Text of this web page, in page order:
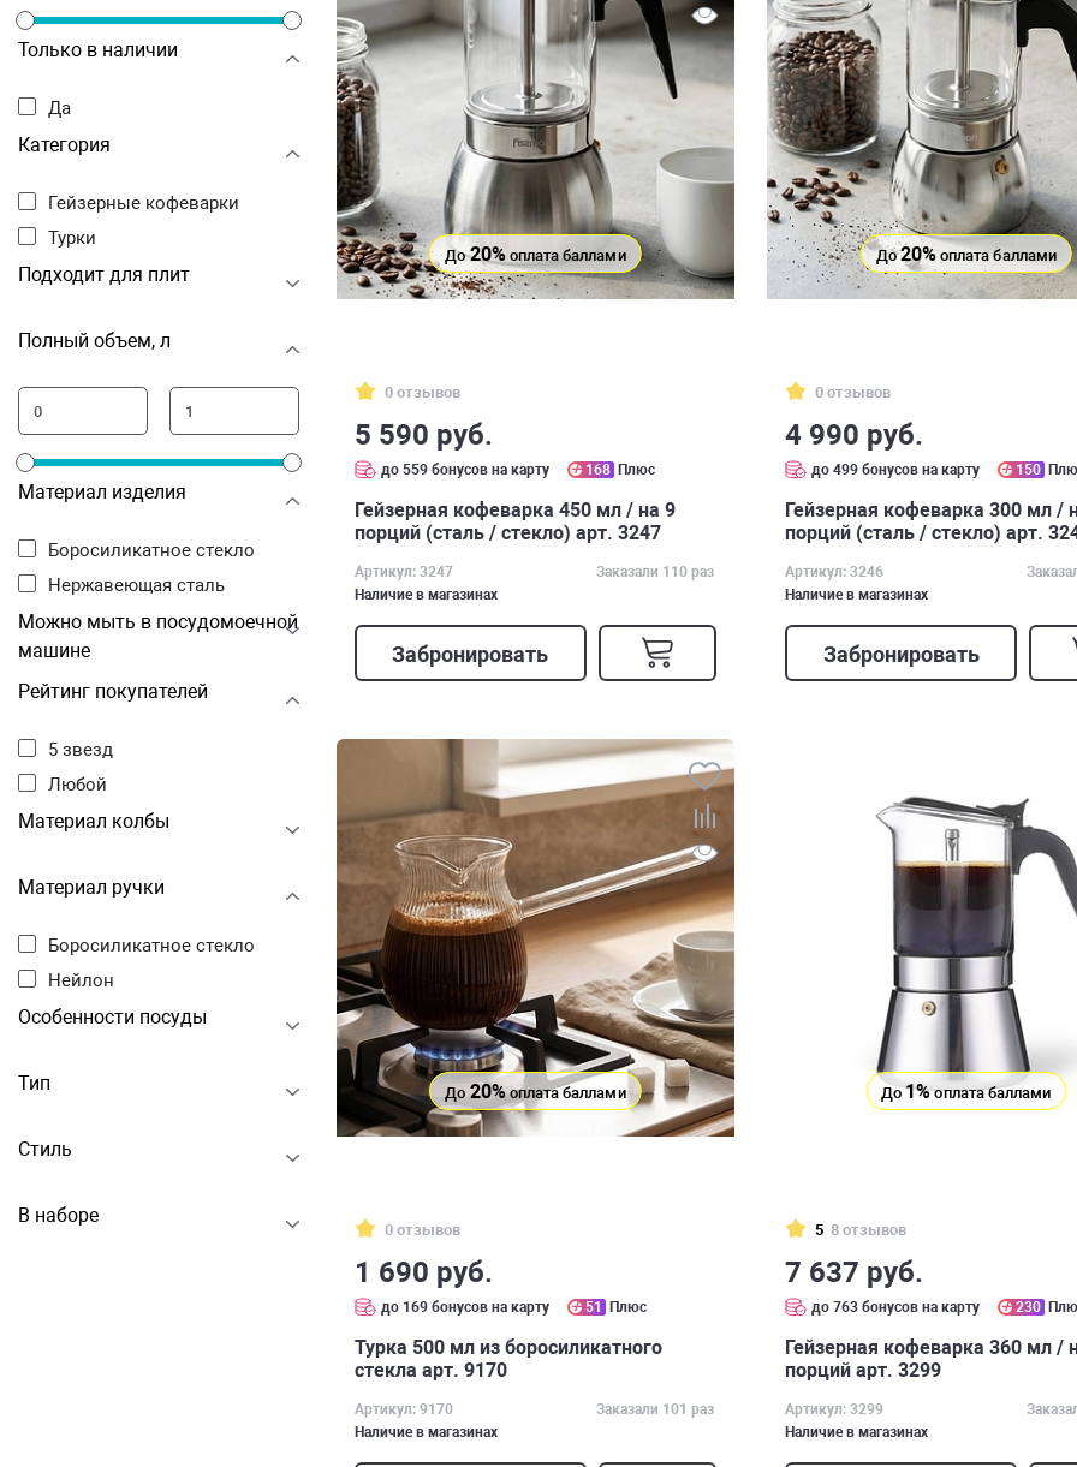
Только в наличии
Да
Категория
Гейзерные кофеварки
Турки
Подходит для плит
Полный объем, л
Материал изделия
Боросиликатное стекло
Нержавеющая сталь
Можно мыть в посудомоечной
машине
Рейтинг покупателей
5 звезд
Любой
Материал колбы
Материал ручки
Боросиликатное стекло
Нейлон
Особенности посуды
Тип
Стиль
В наборе
До20% оплата баллами
0 отзывов
5 590 руб.
до 559 бонусов на карту 168 Плюс
Гейзерная кофеварка 450 мл / на 9
порций (сталь / стекло) арт. 3247
Артикул: 3247
Заказали 110 раз
Наличие в магазинах
Забронировать
До20%оплата баллами
0 отзывов
4 990 руб.
до 499 бонусов на карту 150
Гейзерная кофеварка 300 мл /
порций (сталь / стекло) арт.
Артикул: 3246
Наличие в магазинах
Забронировать
До 20%оплата баллами
0 отзывов
1 690 руб.
до 169 бонусов на карту 51 Плюс
Турка 500 мл из боросиликатного
стекла арт. 9170
Артикул: 9170
Заказали 101 раз
Наличие в магазинах
До1%оплата баллами
5 8 отзывов
7 637 руб.
до 763 бонусов на карту 230
Гейзерная кофеварка 360 мл /
порций арт. 3299
Артикул: 3299
Наличие в магазинах